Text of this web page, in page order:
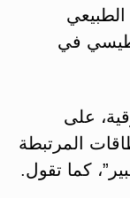
الطبيعي
في
على
المرتبطة
كما تقول.